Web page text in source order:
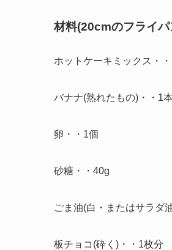
材料(20cmのフライ
ホットケーキミックス・
バナナ(熟れたもの)・・1本
卵・・1個
砂糖・・40g
ごま油(白・またはサラダ
板チョコ(砕く)・・1枚分